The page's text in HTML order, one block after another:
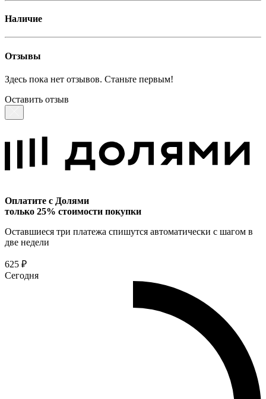
Наличие
Отзывы
Здесь пока нет отзывов. Станьте первым!
Оставить отзыв
Оплатите с Долями
только 25% стоимости покупки
Оставшиеся три платежа спишутся автоматически с шагом в
две недели
625 ₽
Сегодня